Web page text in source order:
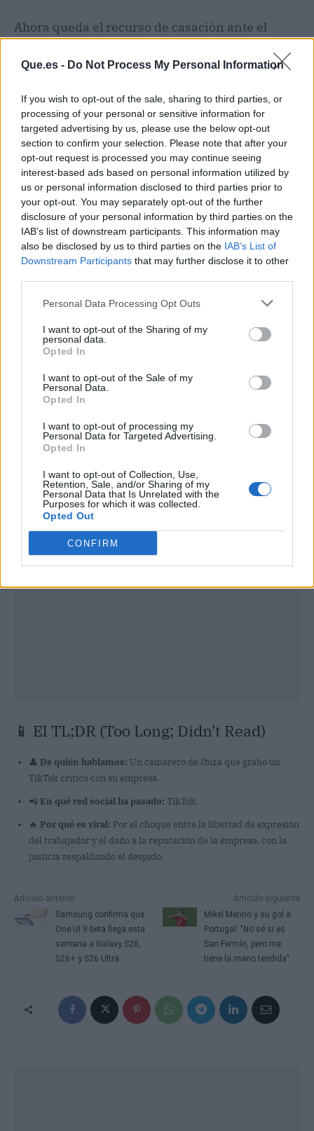
Que.es - Do Not Process My Personal Information
If you wish to opt-out of the sale, sharing to third parties, or
processing of your personal or sensitive information for
targeted advertising by us, please use the below opt-out
section to confirm your selection. Please note that after your
opt-out request is processed you may continue seeing
interest-based ads based on personal information utilized by
us or personal information disclosed to third parties prior to
your opt-out. You may separately opt-out of the further
disclosure of your personal information by third parties on the
IAB’s list of downstream participants. This information may
also be disclosed by us to third parties on the IAB’s List of
Downstream Participants that may further disclose it to other
Personal Data Processing Opt Outs
I want to opt-out of the Sharing of my
personal data.
Opted In
I want to opt-out of the Sale of my
Personal Data.
Opted In
I want to opt-out of processing my
Personal Data for Targeted Advertising.
Opted In
I want to opt-out of Collection, Use,
Retention, Sale, and/or Sharing of my
Personal Data that Is Unrelated with the
Purposes for which it was collected.
Opted Out
CONFIRM
Ahora queda el recurso de casación ante el
Supremo. ¿Cambiarán las tornas o se
consolidará una doctrina que deja poco margen
los próximos vídeos) lo dirán.
El Salseómetro
Nivel de salseo: 7.5/10.La mezcla de TikTok,
derechos laborales y un gigante hotelero ha
prendido en redes. El caso está generando un
coro de opiniones divididas y tiene recorrido
hasta el Supremo (donde el salseo puede subir a
10).
Publicidad
📱 El TL;DR (Too Long; Didn't Read)
👤 De quién hablamos: Un camarero de Ibiza que grabó un
TikTok crítico con su empresa.
📲 En qué red social ha pasado: TikTok.
🔥 Por qué es viral: Por el choque entre la libertad de expresión
del trabajador y el daño a la reputación de la empresa, con la
justicia respaldando el despido.
Artículo anterior
Samsung confirma que
One UI 9 beta llega esta
semana a Galaxy S26,
S26+ y S26 Ultra
Artículo siguiente
Mikel Merino y su gol a
Portugal: "No sé si es
San Fermín, pero me
tiene la mano tendida"